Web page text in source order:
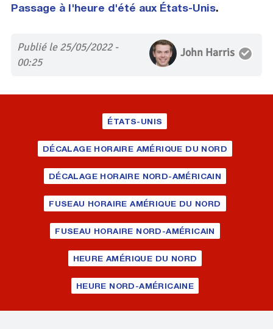
Passage à l'heure d'été aux États-Unis.
Publié le 25/05/2022 -
00:25
John Harris
ÉTATS-UNIS
DÉCALAGE HORAIRE AMÉRIQUE DU NORD
DÉCALAGE HORAIRE NORD-AMÉRICAIN
FUSEAU HORAIRE AMÉRIQUE DU NORD
FUSEAU HORAIRE NORD-AMÉRICAIN
HEURE AMÉRIQUE DU NORD
HEURE NORD-AMÉRICAINE